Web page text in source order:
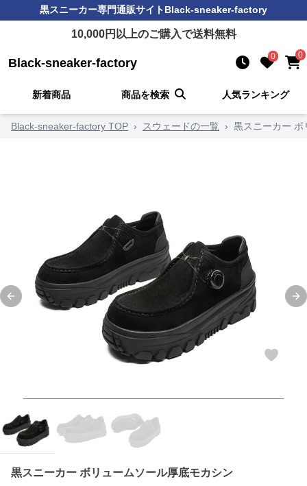
黒スニーカー専門通販サイトBlack-sneaker-factory
10,000円以上のご購入で送料無料
Black-sneaker-factory 0 0
新着商品 商品を検索 人気ランキング
Black-sneaker-factory TOP › スウェードの一覧 › 黒スニーカー ボ
Previous slide
黒スニーカー ボリュームソール厚底モカシン